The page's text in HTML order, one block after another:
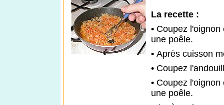
La recette :
• Coupez
une poêle.
• Après cuisson
• Coupez
• Coupez
une poêle.